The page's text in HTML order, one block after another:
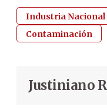
Industria Nacional
Contaminación
Justiniano